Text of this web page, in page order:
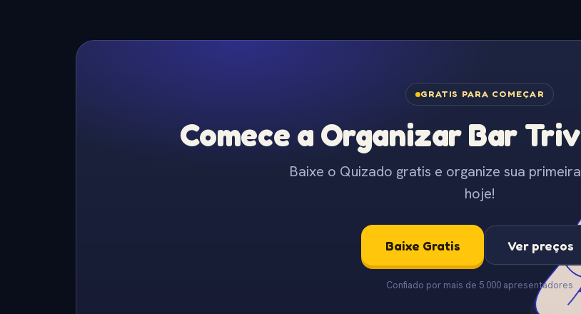
GRATIS PARA COMEÇAR
Comece a Organizar Bar
Baixe o Quizado gratis e organize sua
hoje!
Baixe Gratis Ver preços
Confiado por mais de 5.000 apresentadores